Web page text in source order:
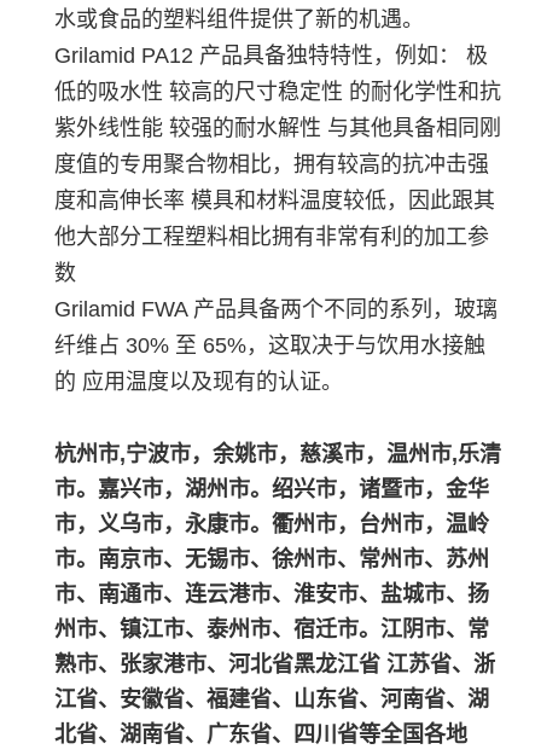
水或食品的塑料组件提供了新的机遇。
Grilamid PA12 产品具备独特特性，例如： 极
低的吸水性 较高的尺寸稳定性 的耐化学性和抗
紫外线性能 较强的耐水解性 与其他具备相同刚
度值的专用聚合物相比，拥有较高的抗冲击强
度和高伸长率 模具和材料温度较低，因此跟其
他大部分工程塑料相比拥有非常有利的加工参
数
Grilamid FWA 产品具备两个不同的系列，玻璃
纤维占 30% 至 65%，这取决于与饮用水接触
的 应用温度以及现有的认证。
杭州市,宁波市，余姚市，慈溪市，温州市,乐清
市。嘉兴市，湖州市。绍兴市，诸暨市，金华
市，义乌市，永康市。衢州市，台州市，温岭
市。南京市、无锡市、徐州市、常州市、苏州
市、南通市、连云港市、淮安市、盐城市、扬
州市、镇江市、泰州市、宿迁市。江阴市、常
熟市、张家港市、河北省黑龙江省 江苏省、浙
江省、安徽省、福建省、山东省、河南省、湖
北省、湖南省、广东省、四川省等全国各地